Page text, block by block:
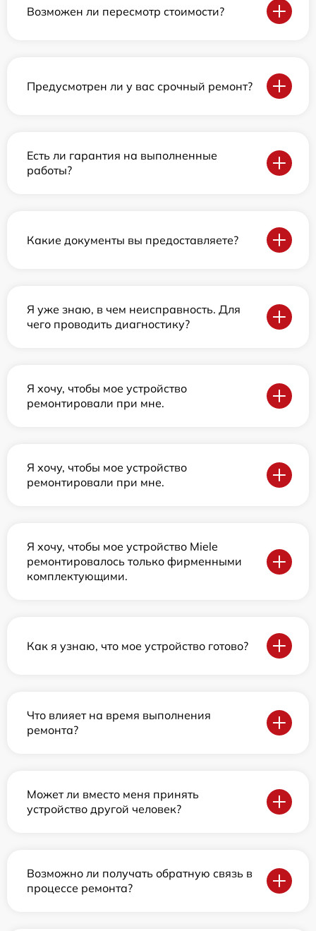
Возможен ли пересмотр стоимости?
Предусмотрен ли у вас срочный ремонт?
Есть ли гарантия на выполненные
работы?
Какие документы вы предоставляете?
Я уже знаю, в чем неисправность. Для
чего проводить диагностику?
Я хочу, чтобы мое устройство
ремонтировали при мне.
Я хочу, чтобы мое устройство
ремонтировали при мне.
Я хочу, чтобы мое устройство Miele
ремонтировалось только фирменными
комплектующими.
Как я узнаю, что мое устройство готово?
Что влияет на время выполнения
ремонта?
Может ли вместо меня принять
устройство другой человек?
Возможно ли получать обратную связь в
процессе ремонта?